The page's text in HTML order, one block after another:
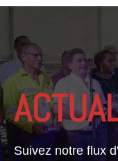
Suivez notre flux